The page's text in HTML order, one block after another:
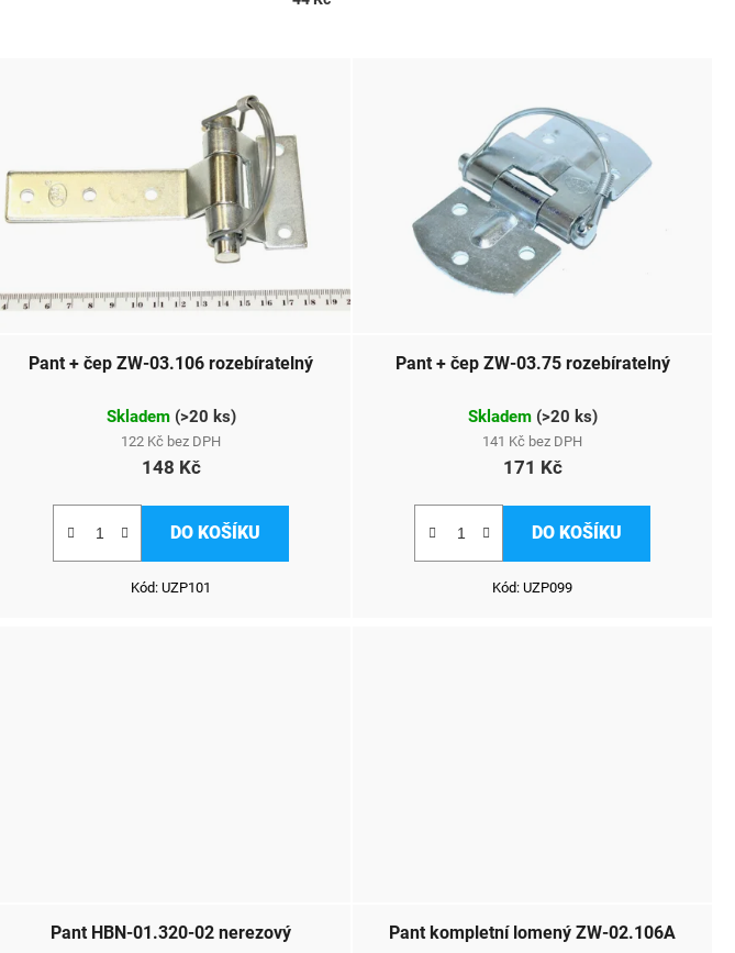
Pant + čep ZW-03.106 rozebíratelný
Skladem (>20 ks)
122 Kč bez DPH
148 Kč
DO KOŠÍKU
Kód:UZP101
Pant + čep ZW-03.75 rozebíratelný
Skladem (>20 ks)
141 Kč bez DPH
171 Kč
DO KOŠÍKU
Kód:UZP099
Pant HBN-01.320-02 nerezový Pant kompletní lomený ZW-02.106A